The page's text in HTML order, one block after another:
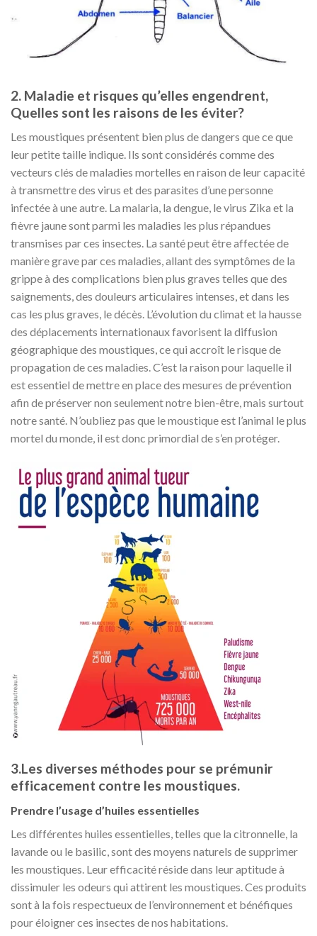
2. Maladie et risques qu’elles engendrent,
Quelles sont les raisons de les éviter?
Les moustiques présentent bien plus de dangers que ce que
leur petite taille indique. Ils sont considérés comme des
vecteurs clés de maladies mortelles en raison de leur capacité
à transmettre des virus et des parasites d’une personne
infectée à une autre. La malaria, la dengue, le virus Zika et la
fièvre jaune sont parmi les maladies les plus répandues
transmises par ces insectes. La santé peut être affectée de
manière grave par ces maladies, allant des symptômes de la
grippe à des complications bien plus graves telles que des
saignements, des douleurs articulaires intenses, et dans les
cas les plus graves, le décès. L’évolution du climat et la hausse
des déplacements internationaux favorisent la diffusion
géographique des moustiques, ce qui accroît le risque de
propagation de ces maladies. C’est la raison pour laquelle il
est essentiel de mettre en place des mesures de prévention
afin de préserver non seulement notre bien-être, mais surtout
notre santé. N’oubliez pas que le moustique est l’animal le plus
mortel du monde, il est donc primordial de s’en protéger.
3.Les diverses méthodes pour se prémunir
efficacement contre les moustiques.
Prendre l’usage d’huiles essentielles
Les différentes huiles essentielles, telles que la citronnelle, la
lavande ou le basilic, sont des moyens naturels de supprimer
les moustiques. Leur efficacité réside dans leur aptitude à
dissimuler les odeurs qui attirent les moustiques. Ces produits
sont à la fois respectueux de l’environnement et bénéfiques
pour éloigner ces insectes de nos habitations.